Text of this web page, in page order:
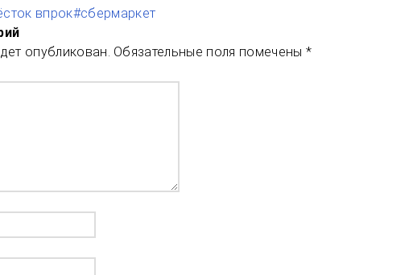
впрок#сбермаркет
опубликован. Обязательные поля помечены *